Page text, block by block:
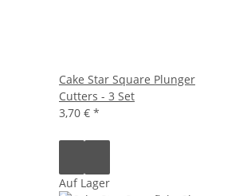
Cake Star Square Plunger
Cutters - 3 Set
3,70 € *
Auf Lager